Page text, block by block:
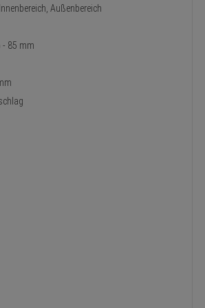
Außenbereich
- 85 mm